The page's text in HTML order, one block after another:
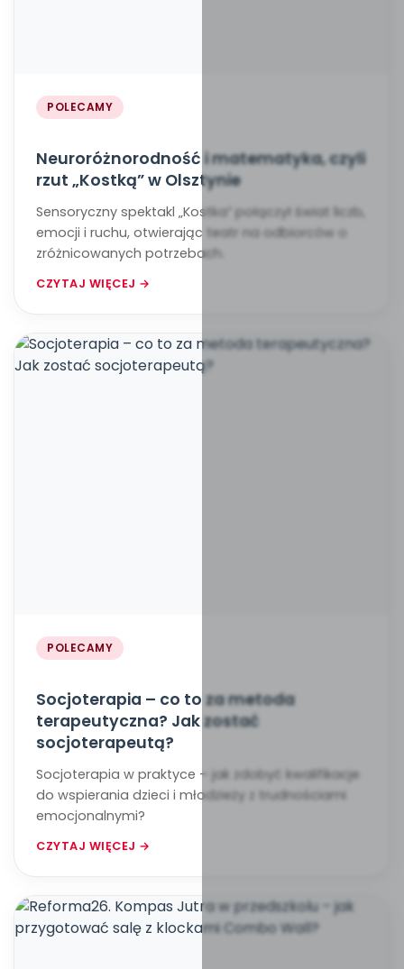
POLECAMY
Neuroróżnorodność i matematyka, czyli
rzut „Kostką” w Olsztynie
Sensoryczny spektakl „Kostka” połączył świat liczb,
emocji i ruchu, otwierając teatr na odbiorców o
zróżnicowanych potrzebach.
CZYTAJ WIĘCEJ →
POLECAMY
Socjoterapia – co to za metoda
terapeutyczna? Jak zostać
socjoterapeutą?
Socjoterapia w praktyce – jak zdobyć kwalifikacje
do wspierania dzieci i młodzieży z trudnościami
emocjonalnymi?
CZYTAJ WIĘCEJ →